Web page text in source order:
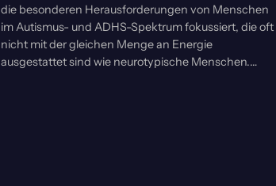
die besonderen Herausforderungen von Menschen
im Autismus- und ADHS-Spektrum fokussiert, die oft
nicht mit der gleichen Menge an Energie
ausgestattet sind wie neurotypische Menschen.…